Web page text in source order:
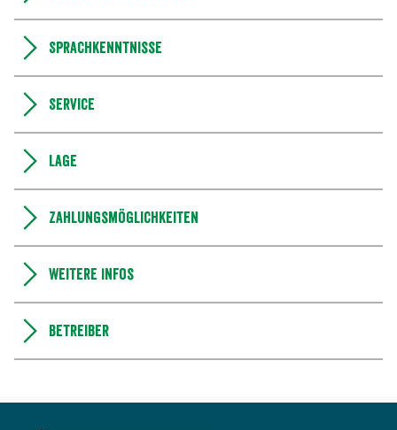
Sprachkenntnisse
Service
Lage
Zahlungsmöglichkeiten
Weitere Infos
Betreiber